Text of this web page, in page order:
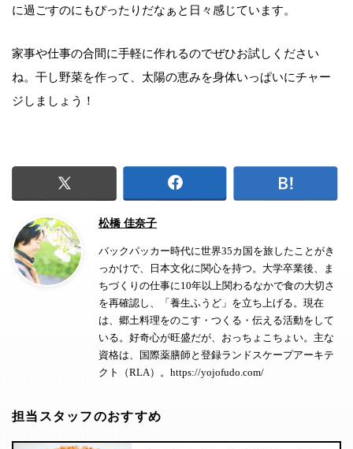
に過ごすのにもぴったりだなぁと日々感じています。
家事や仕事の合間に手軽に作れるのでぜひお試しください
ね。干し野菜を作って、太陽の恵みを身体いっぱいにチャー
ジしましょう！
松橋 佳奈子
バックパッカー時代に世界35カ国を旅したことがき
っかけで、日本文化に関心を持つ。大学卒業後、ま
ちづくりの仕事に10年以上関わるなかで食の大切さ
を再確認し、
「養生ふうど」 を立ち上げる。現在
は、郷土料理をのこす・つくる・伝える活動をして
いる。好奇心が旺盛だが、おっちょこちょい。主な
資格は、国際薬膳師と登録ランドスケープアーキテ
クト（RLA）。 https://yojofudo.com/
担当スタッフのおすすめ